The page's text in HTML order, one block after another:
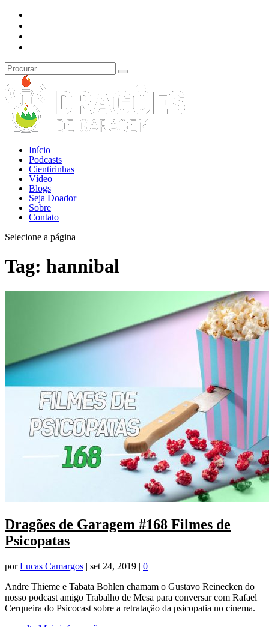
Início
Podcasts
Cientirinhas
Vídeo
Blogs
Seja Doador
Sobre
Contato
Selecione a página
Tag: hannibal
Dragões de Garagem #168 Filmes de
Psicopatas
porLucas Camargos | set 24, 2019 | 0
Andre Thieme e Tabata Bohlen chamam o Gustavo Reinecken do
nosso podcast amigo Trabalho de Mesa para conversar com Rafael
Cerqueira do Psicocast sobre a retratação da psicopatia no cinema.